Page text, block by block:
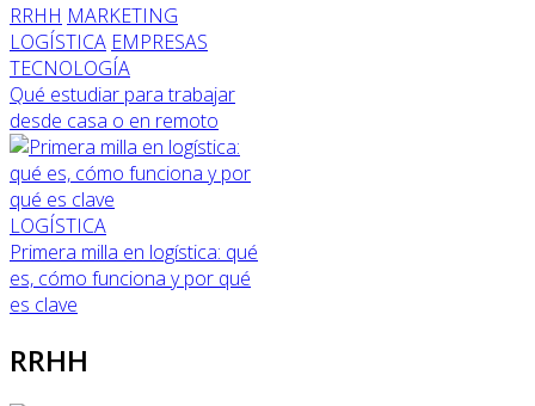
RRHH MARKETING
LOGÍSTICA EMPRESAS
TECNOLOGÍA
Qué estudiar para trabajar
desde casa o en remoto
LOGÍSTICA
Primera milla en logística: qué
es, cómo funciona y por qué
es clave
RRHH